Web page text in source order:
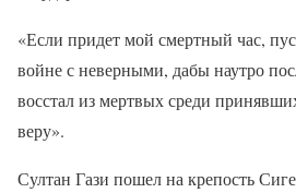
«Если придет мой смертный час,
войне с неверными, дабы наутро
восстал из мертвых среди
веру».
Султан Гази пошел на крепость